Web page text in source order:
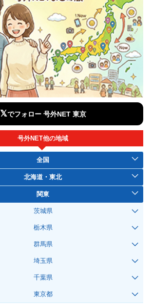
𝕏でフォロー 号外NET 東京
号外NET他の地域
全国
北海道・東北
関東
茨城県
栃木県
群馬県
埼玉県
千葉県
東京都